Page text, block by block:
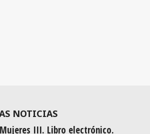
NOTICIAS
III. Libro electrónico.